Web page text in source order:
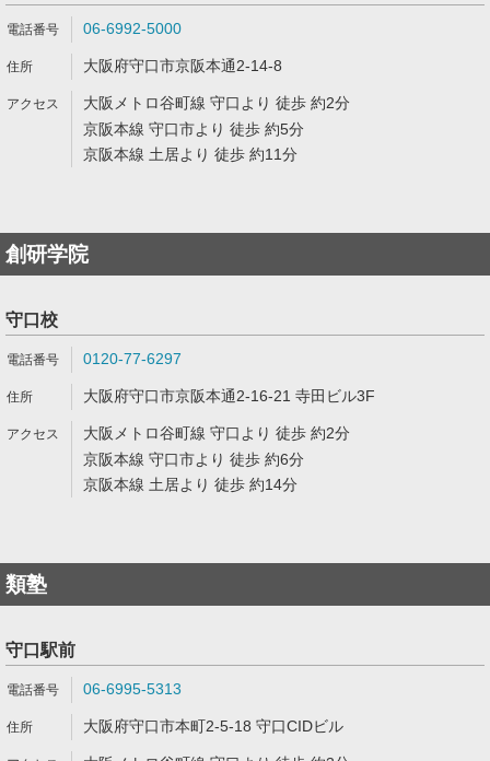
06-6992-5000
大阪府守口市京阪本通2-14-8
大阪メトロ谷町線 守口より 徒歩 約2分
京阪本線 守口市より 徒歩 約5分
京阪本線 土居より 徒歩 約11分
創研学院
守口校
0120-77-6297
大阪府守口市京阪本通2-16-21 寺田ビル3F
大阪メトロ谷町線 守口より 徒歩 約2分
京阪本線 守口市より 徒歩 約6分
京阪本線 土居より 徒歩 約14分
類塾
守口駅前
06-6995-5313
大阪府守口市本町2-5-18 守口CIDビル